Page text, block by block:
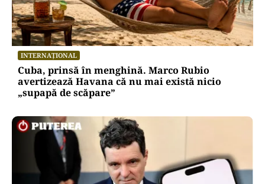
INTERNAȚIONAL
Cuba, prinsă în menghină. Marco Rubio
avertizează Havana că nu mai există nicio
„supapă de scăpare”